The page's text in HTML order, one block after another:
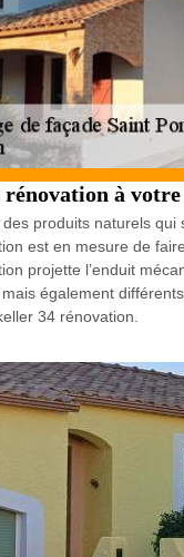
à
produits naturels
est en mesure de
projette l’enduit
également
34 rénovation.